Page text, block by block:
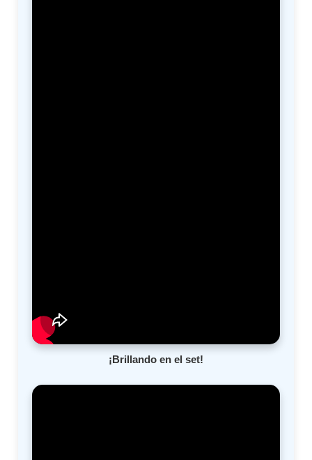
¡Brillando en el set!